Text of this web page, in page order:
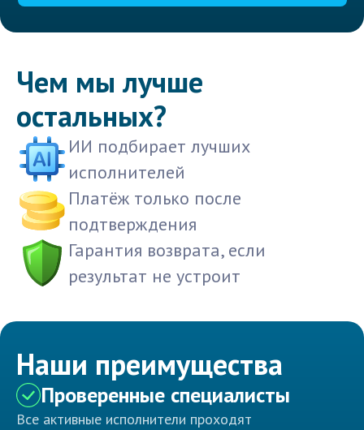
Чем мы лучше
остальных?
ИИ подбирает лучших
исполнителей
Платёж только после
подтверждения
Гарантия возврата, если
результат не устроит
Наши преимущества
Проверенные специалисты
Все активные исполнители проходят